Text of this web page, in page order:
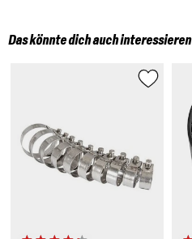
Das könnte dich auch interessieren